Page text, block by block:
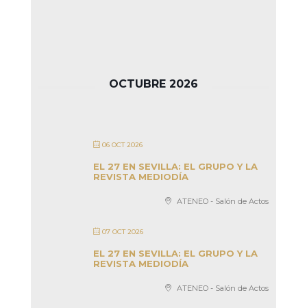
OCTUBRE 2026
06 OCT 2026
EL 27 EN SEVILLA: EL GRUPO Y LA
REVISTA MEDIODÍA
ATENEO - Salón de Actos
07 OCT 2026
EL 27 EN SEVILLA: EL GRUPO Y LA
REVISTA MEDIODÍA
ATENEO - Salón de Actos